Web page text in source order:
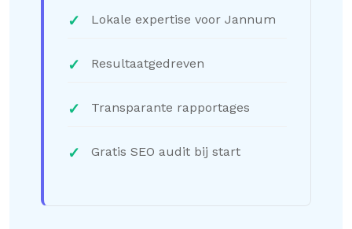
Lokale expertise voor Jannum
Resultaatgedreven
Transparante rapportages
Gratis SEO audit bij start